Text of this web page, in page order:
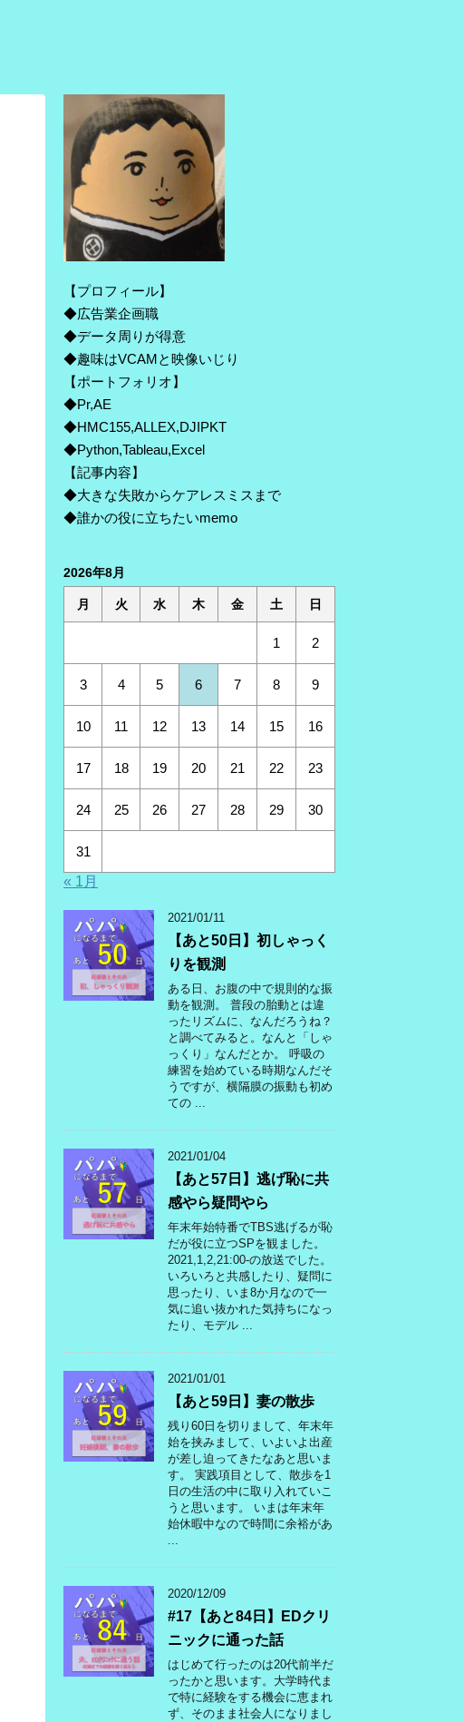
【プロフィール】
◆広告業企画職
◆データ周りが得意
◆趣味はVCAMと映像いじり
【ポートフォリオ】
◆Pr,AE
◆HMC155,ALLEX,DJIPKT
◆Python,Tableau,Excel
【記事内容】
◆大きな失敗からケアレスミスまで
◆誰かの役に立ちたいmemo
2026年8月
月 火 水 木 金 土 日
1 2
3 4 5 6 7 8 9
10 11 12 13 14 15 16
17 18 19 20 21 22 23
24 25 26 27 28 29 30
31
« 1月
2021/01/11
【あと50日】初しゃっく
りを観測
ある日、お腹の中で規則的な振
動を観測。 普段の胎動とは違
ったリズムに、なんだろうね？
と調べてみると。なんと「しゃ
っくり」なんだとか。 呼吸の
練習を始めている時期なんだそ
うですが、横隔膜の振動も初め
ての ...
2021/01/04
【あと57日】逃げ恥に共
感やら疑問やら
年末年始特番でTBS逃げるが恥
だが役に立つSPを観ました。
2021,1,2,21:00-の放送でした。
いろいろと共感したり、疑問に
思ったり、いま8か月なので一
気に追い抜かれた気持ちになっ
たり、モデル ...
2021/01/01
【あと59日】妻の散歩
残り60日を切りまして、年末年
始を挟みまして、いよいよ出産
が差し迫ってきたなあと思いま
す。 実践項目として、散歩を1
日の生活の中に取り入れていこ
うと思います。 いまは年末年
始休暇中なので時間に余裕があ
...
2020/12/09
#17【あと84日】EDクリ
ニックに通った話
はじめて行ったのは20代前半だ
ったかと思います。大学時代ま
で特に経験をする機会に恵まれ
ず、そのまま社会人になりまし